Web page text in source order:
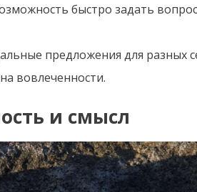
быстро задать
предложения для разных
вовлеченности.
и смысл